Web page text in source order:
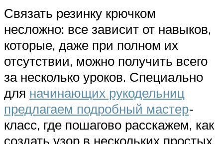
Связать резинку крючком
несложно: все зависит от навыков,
которые, даже при полном их
отсутствии, можно получить всего
за несколько уроков. Специально
для начинающих рукодельниц
предлагаем подробный мастер-
класс, где пошагово расскажем, как
создать узор в нескольких простых